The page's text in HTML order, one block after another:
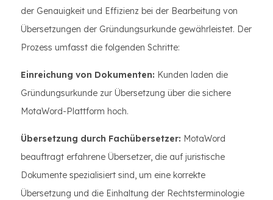
der Genauigkeit und Effizienz bei der Bearbeitung von
Übersetzungen der Gründungsurkunde gewährleistet. Der
Prozess umfasst die folgenden Schritte:
Einreichung von Dokumenten: Kunden laden die
Gründungsurkunde zur Übersetzung über die sichere
MotaWord-Plattform hoch.
Übersetzung durch Fachübersetzer: MotaWord
beauftragt erfahrene Übersetzer, die auf juristische
Dokumente spezialisiert sind, um eine korrekte
Übersetzung und die Einhaltung der Rechtsterminologie